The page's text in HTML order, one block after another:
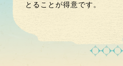
とることが得意です。